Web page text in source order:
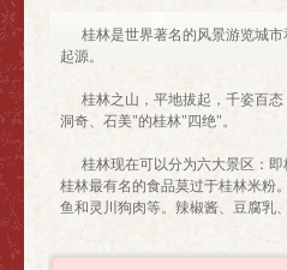
桂林是世界著名的风景游览城
起源。
桂林之山，平地拔起，千姿百
洞奇、石美"的桂林"四绝"。
桂林现在可以分为六大景区：
桂林最有名的食品莫过于桂林米粉
鱼和灵川狗肉等。辣椒酱、豆腐乳